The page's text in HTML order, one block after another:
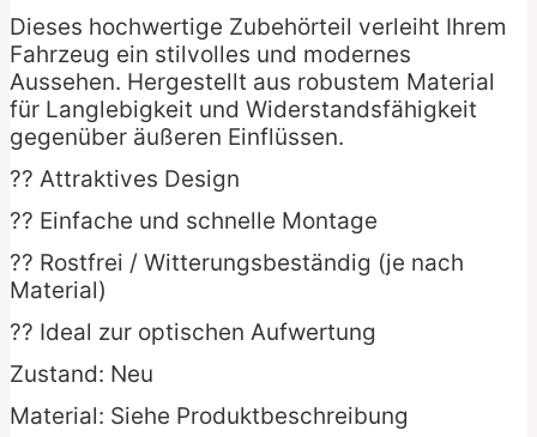
Dieses hochwertige Zubehörteil verleiht Ihrem
Fahrzeug ein stilvolles und modernes
Aussehen. Hergestellt aus robustem Material
für Langlebigkeit und Widerstandsfähigkeit
gegenüber äußeren Einflüssen.
?? Attraktives Design
?? Einfache und schnelle Montage
?? Rostfrei / Witterungsbeständig (je nach
Material)
?? Ideal zur optischen Aufwertung
Zustand: Neu
Material: Siehe Produktbeschreibung